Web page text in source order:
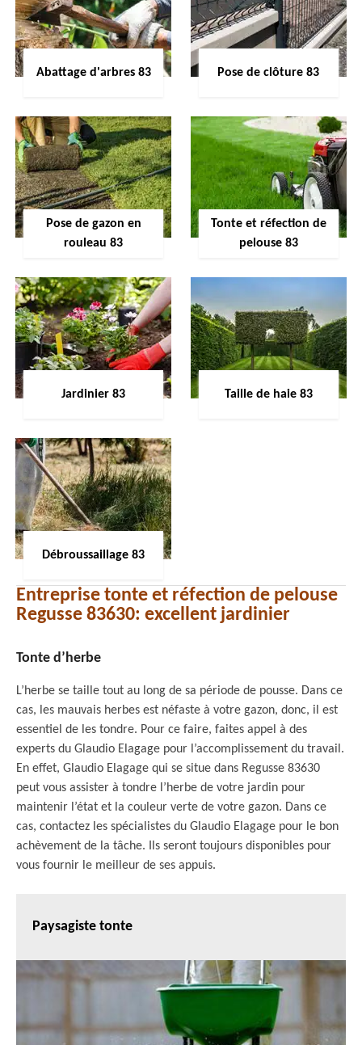
Abattage d'arbres 83 Pose de clôture 83
Pose de gazon en
rouleau 83
Tonte et réfection de
pelouse 83
Jardinier 83 Taille de haie 83
Débroussaillage 83
Entreprise tonte et réfection de pelouse
Regusse 83630: excellent jardinier
Tonte d’herbe
L’herbe se taille tout au long de sa période de pousse. Dans ce
cas, les mauvais herbes est néfaste à votre gazon, donc, il est
essentiel de les tondre. Pour ce faire, faites appel à des
experts du Glaudio Elagage pour l’accomplissement du travail.
En effet, Glaudio Elagage qui se situe dans Regusse 83630
peut vous assister à tondre l’herbe de votre jardin pour
maintenir l’état et la couleur verte de votre gazon. Dans ce
cas, contactez les spécialistes du Glaudio Elagage pour le bon
achèvement de la tâche. Ils seront toujours disponibles pour
vous fournir le meilleur de ses appuis.
Paysagiste tonte